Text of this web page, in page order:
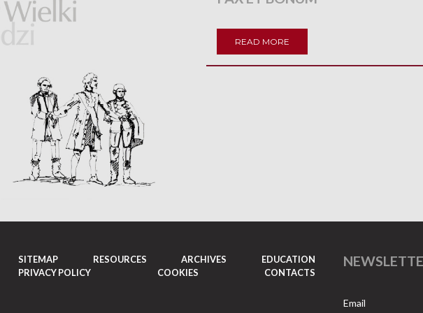
READ MORE
SITEMAP RESOURCES ARCHIVES
EDUCATION
PRIVACY POLICY
COOKIES CONTACTS
Email